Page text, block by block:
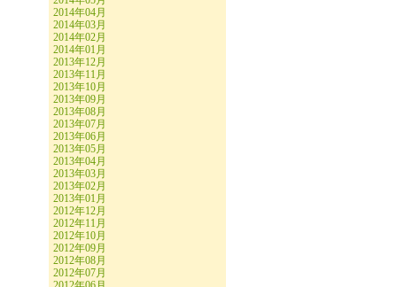
2014年04月
2014年03月
2014年02月
2014年01月
2013年12月
2013年11月
2013年10月
2013年09月
2013年08月
2013年07月
2013年06月
2013年05月
2013年04月
2013年03月
2013年02月
2013年01月
2012年12月
2012年11月
2012年10月
2012年09月
2012年08月
2012年07月